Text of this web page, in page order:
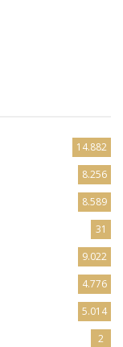
14.882
8.256
8.589
31
9.022
4.776
5.014
2